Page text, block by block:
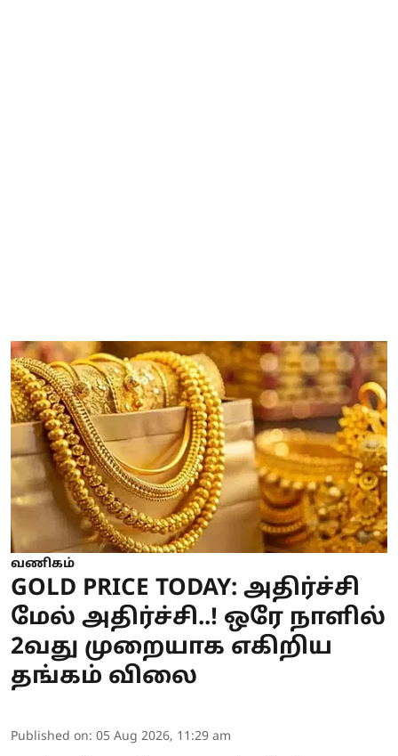
வணிகம்
GOLD PRICE TODAY: அதிர்ச்சி
மேல் அதிர்ச்சி..! ஒரே நாளில்
2வது முறையாக எகிறிய
தங்கம் விலை
Published on: 05 Aug 2026, 11:29 am